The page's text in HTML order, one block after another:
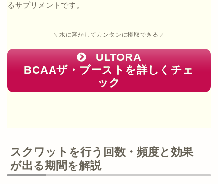
るサプリメントです。
＼水に溶かしてカンタンに摂取できる／
ULTORA
BCAAザ・ブーストを詳しくチェ
ック
スクワットを行う回数・頻度と効果
が出る期間を解説